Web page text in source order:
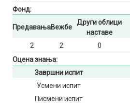
Фонд:
ПредавањаВежбе
Други облици
наставе
2
2 0
Оцена знања:
Завршни испит
Усмени испит
Писмени испит